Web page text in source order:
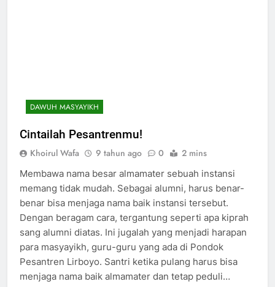
DAWUH MASYAYIKH
Cintailah Pesantrenmu!
Khoirul Wafa 9 tahun ago 0 2 mins
Membawa nama besar almamater sebuah instansi
memang tidak mudah. Sebagai alumni, harus benar-
benar bisa menjaga nama baik instansi tersebut.
Dengan beragam cara, tergantung seperti apa kiprah
sang alumni diatas. Ini jugalah yang menjadi harapan
para masyayikh, guru-guru yang ada di Pondok
Pesantren Lirboyo. Santri ketika pulang harus bisa
menjaga nama baik almamater dan tetap peduli…